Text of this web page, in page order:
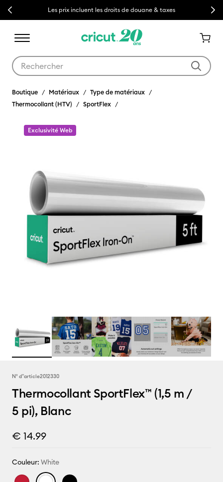
Previous Les prix incluent les droits de douane & taxes Next
Boutique Matériaux
Type de matériaux
Thermocollant (HTV)
SportFlex
Exclusivité Web
N° d''article2012330
Thermocollant SportFlex™ (1,5 m /
5 pi), Blanc
€ 14.99
Couleur: White